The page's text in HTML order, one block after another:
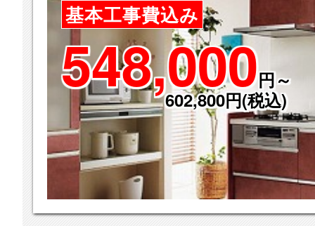
基本工事費込み
548,000円～
602,800円(税込)